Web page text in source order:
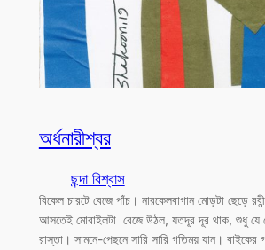
অর্ধনারীশ্বর
ছন্দা বিশ্বাস
বিকেল চারটে বেজে পাঁচ। নারকেলবাগান মোড়টা ছেড়ে
আসতেই মোবাইলটা বেজে উঠল, যতদূর দূর থাক, শুধু
রাস্তা। সামনে-পেছনে সারি সারি গতিময় যান। বাইকের